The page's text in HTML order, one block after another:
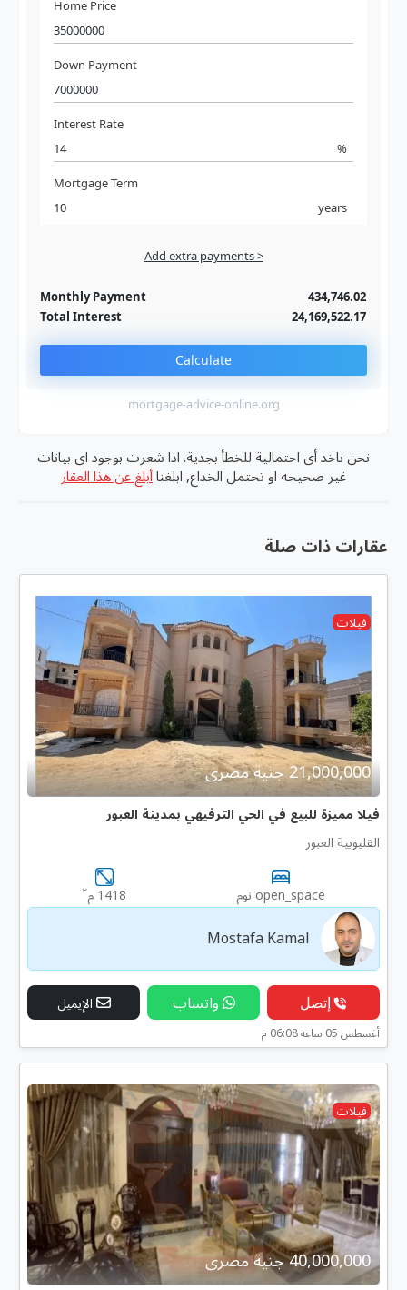
Home Price
Down Payment
Interest Rate
%
Mortgage Term
years
Add extra payments >
Monthly Payment
434,746.02
Total Interest
24,169,522.17
Calculate
mortgage-advice-online.org
نحن ناخد أى احتمالية للخطأ بجدية. اذا شعرت بوجود اى بيانات
غير صحيحه او تحتمل الخداع, ابلغنا أبلغ عن هذا العقار
عقارات ذات صلة
فيلات
21,000,000 جنية مصرى
فيلا مميزة للبيع في الحي الترفيهي بمدينة العبور
القليوبية العبور
open_space نوم 1418 م ٢
Mostafa Kamal
إتصل واتساب الإيميل
أغسطس 05 ساعه 06:08 م
فيلات
40,000,000 جنية مصرى